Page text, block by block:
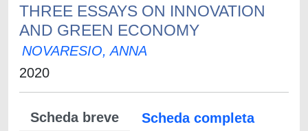
THREE ESSAYS ON INNOVATION
AND GREEN ECONOMY
NOVARESIO, ANNA
2020
Scheda breve
Scheda completa